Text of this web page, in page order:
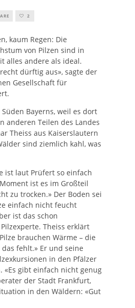
2
kaum Regen: Die
von Pilzen sind in
alles andere als ideal.
dürftig aus», sagte der
Gesellschaft für
Bayerns, weil es dort
anderen Teilen des Landes
Theiss aus Kaiserslautern
sind ziemlich kahl, was
ist laut Prüfert so einfach
ist es im Großteil
zu trocken.» Der Boden sei
einfach nicht feucht
ist das schon
Theiss erklärt
brauchen Wärme – die
fehlt.» Er und seine
in den Pfälzer
«Es gibt einfach nicht genug
der Stadt Frankfurt,
in den Wäldern: «Gut